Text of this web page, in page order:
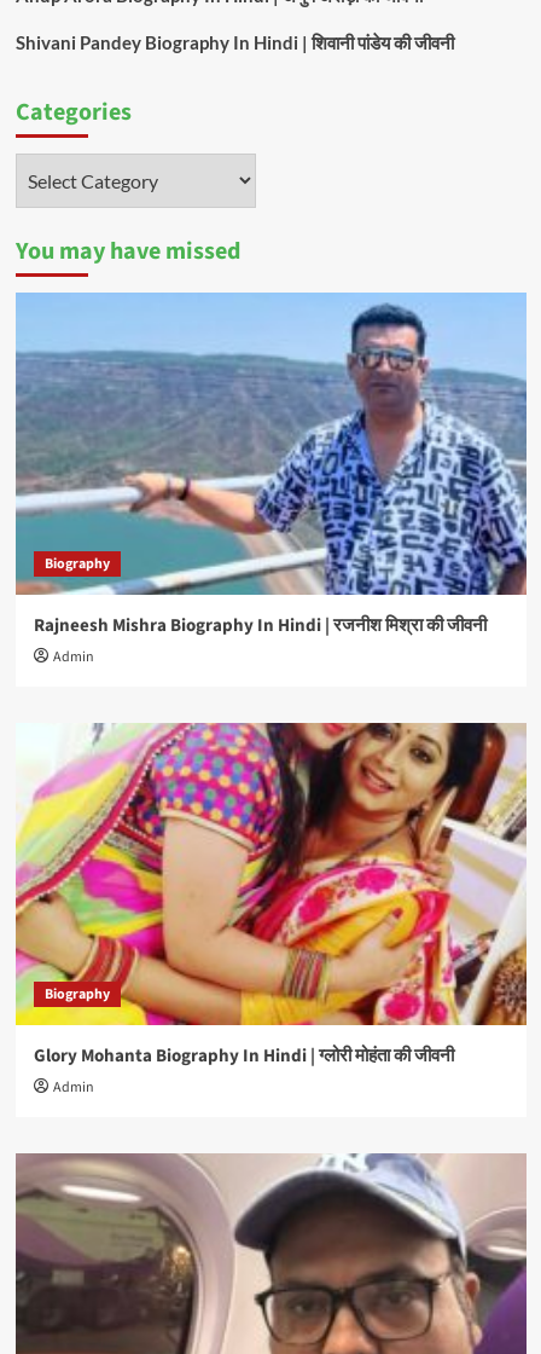
Shivani Pandey Biography In Hindi | शिवानी पांडेय की जीवनी
Categories
You may have missed
Biography
Rajneesh Mishra Biography In Hindi | रजनीश मिश्रा की जीवनी
Admin
Biography
Glory Mohanta Biography In Hindi | ग्लोरी मोहंता की जीवनी
Admin